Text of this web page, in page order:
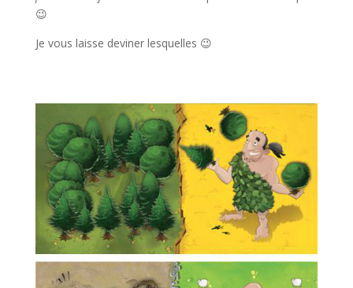
😉
Je vous laisse deviner lesquelles 😉